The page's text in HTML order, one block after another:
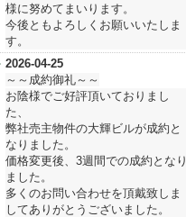
様に努めてまいります。
今後ともよろしくお願いいたしま
す。
2026-04-25
～～成約御礼～～
お陰様でご好評頂いておりまし
た、
弊社売主物件の大輝ビルが成約と
なりました。
価格変更後、3週間での成約となり
ました。
多くのお問い合わせを頂戴致しま
してありがとうございました。